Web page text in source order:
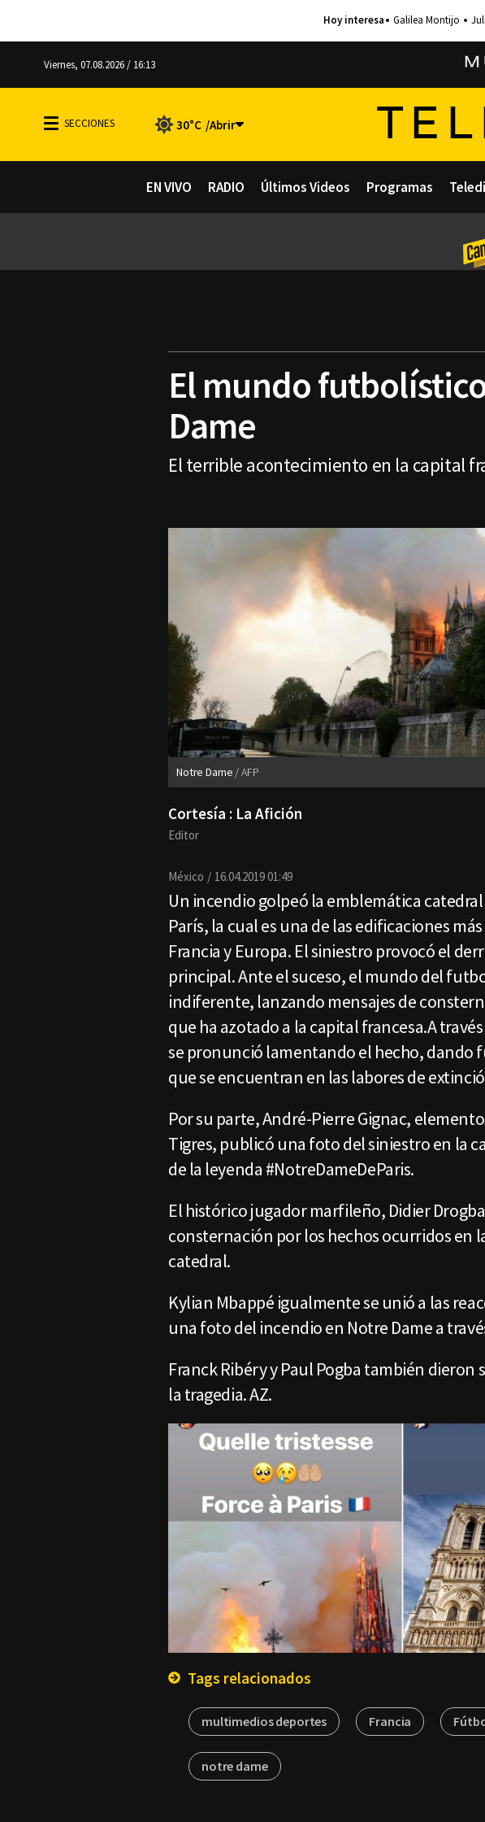
Galilea Montijo
Viernes, 07.08.2026 / 16:13
30°C
EN VIVO RADIO Últimos Videos Programas
El mundo
Dame
El terrible acontecimiento en la capital
Notre Dame AFP
Cortesía : La Afición
Editor
México 16.04.2019 01:49
Un incendio golpeó la emblemática
París, la cual es una de las edificaciones
Francia y Europa. El siniestro provocó el
principal. Ante el suceso, el mundo del
indiferente, lanzando mensajes de
que ha azotado a la capital francesa.A
se pronunció lamentando el hecho, dando
que se encuentran en las labores de
Por su parte, André-Pierre Gignac,
Tigres, publicó una foto del siniestro en la
de la leyenda #NotreDameDeParis.
El histórico jugador marfileño, Didier
consternación por los hechos ocurridos en
catedral.
Kylian Mbappé igualmente se unió a las
una foto del incendio en Notre Dame a
Franck Ribéry y Paul Pogba también dieron
la tragedia. AZ.
Tags relacionados
multimedios deportes Francia
notre dame